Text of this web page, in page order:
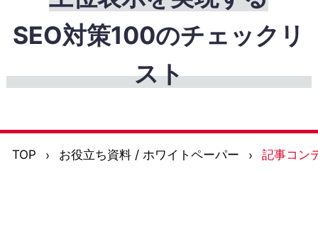
SEO対策100のチェックリ
スト
TOP お役立ち資料 / ホワイトペーパー 記事コン